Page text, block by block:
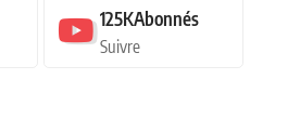
125KAbonnés
Suivre